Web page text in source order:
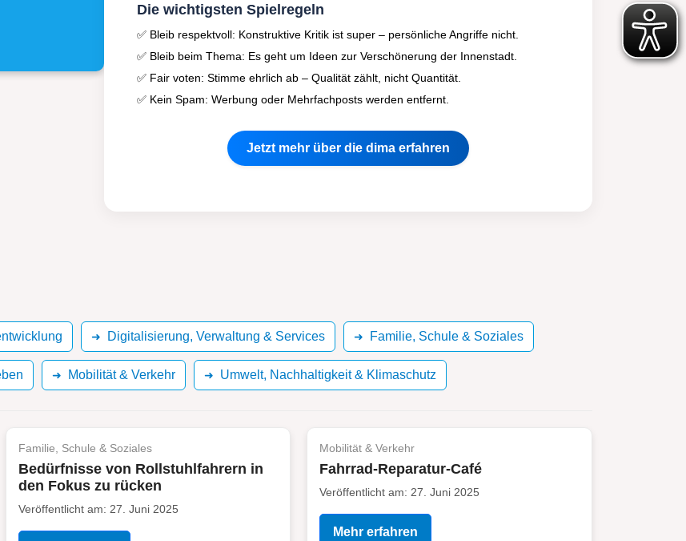
Die wichtigsten Spielregeln
✅ Bleib respektvoll: Konstruktive Kritik ist super – persönliche Angriffe nicht.
✅ Bleib beim Thema: Es geht um Ideen zur Verschönerung der Innenstadt.
✅ Fair voten: Stimme ehrlich ab – Qualität zählt, nicht Quantität.
✅ Kein Spam: Werbung oder Mehrfachposts werden entfernt.
Jetzt mehr über die dima erfahren
Digitalisierung, Verwaltung & Services Familie, Schule & Soziales
Mobilität & Verkehr Umwelt, Nachhaltigkeit & Klimaschutz
Familie, Schule & Soziales
Bedürfnisse von Rollstuhlfahrern in
den Fokus zu rücken
Veröffentlicht am: 27. Juni 2025
Mobilität & Verkehr
Fahrrad-Reparatur-Café
Veröffentlicht am: 27. Juni 2025
Mehr erfahren